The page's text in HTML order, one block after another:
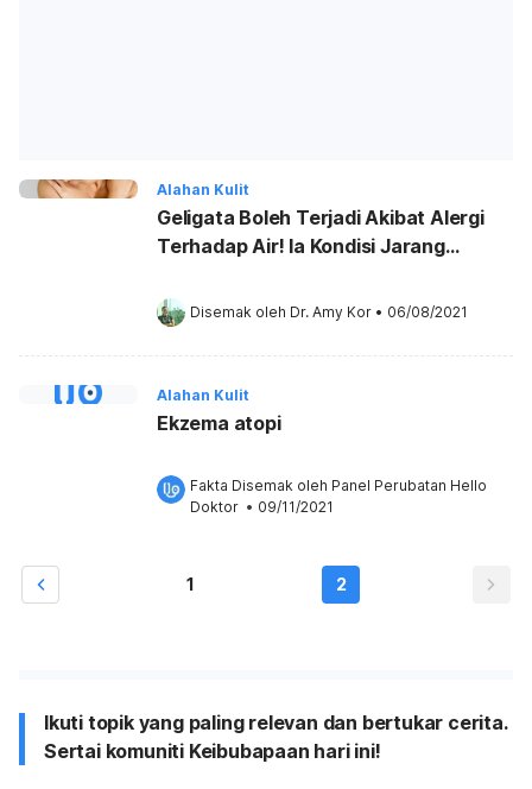
Alahan Kulit
Geligata Boleh Terjadi Akibat Alergi
Terhadap Air! Ia Kondisi Jarang
Disemak oleh Dr. Amy Kor • 06/08/2021
Alahan Kulit
Ekzema atopi
Fakta Disemak oleh Panel Perubatan Hello
Doktor • 09/11/2021
1 2
Ikuti topik yang paling relevan dan bertukar cerita.
Sertai komuniti Keibubapaan hari ini!